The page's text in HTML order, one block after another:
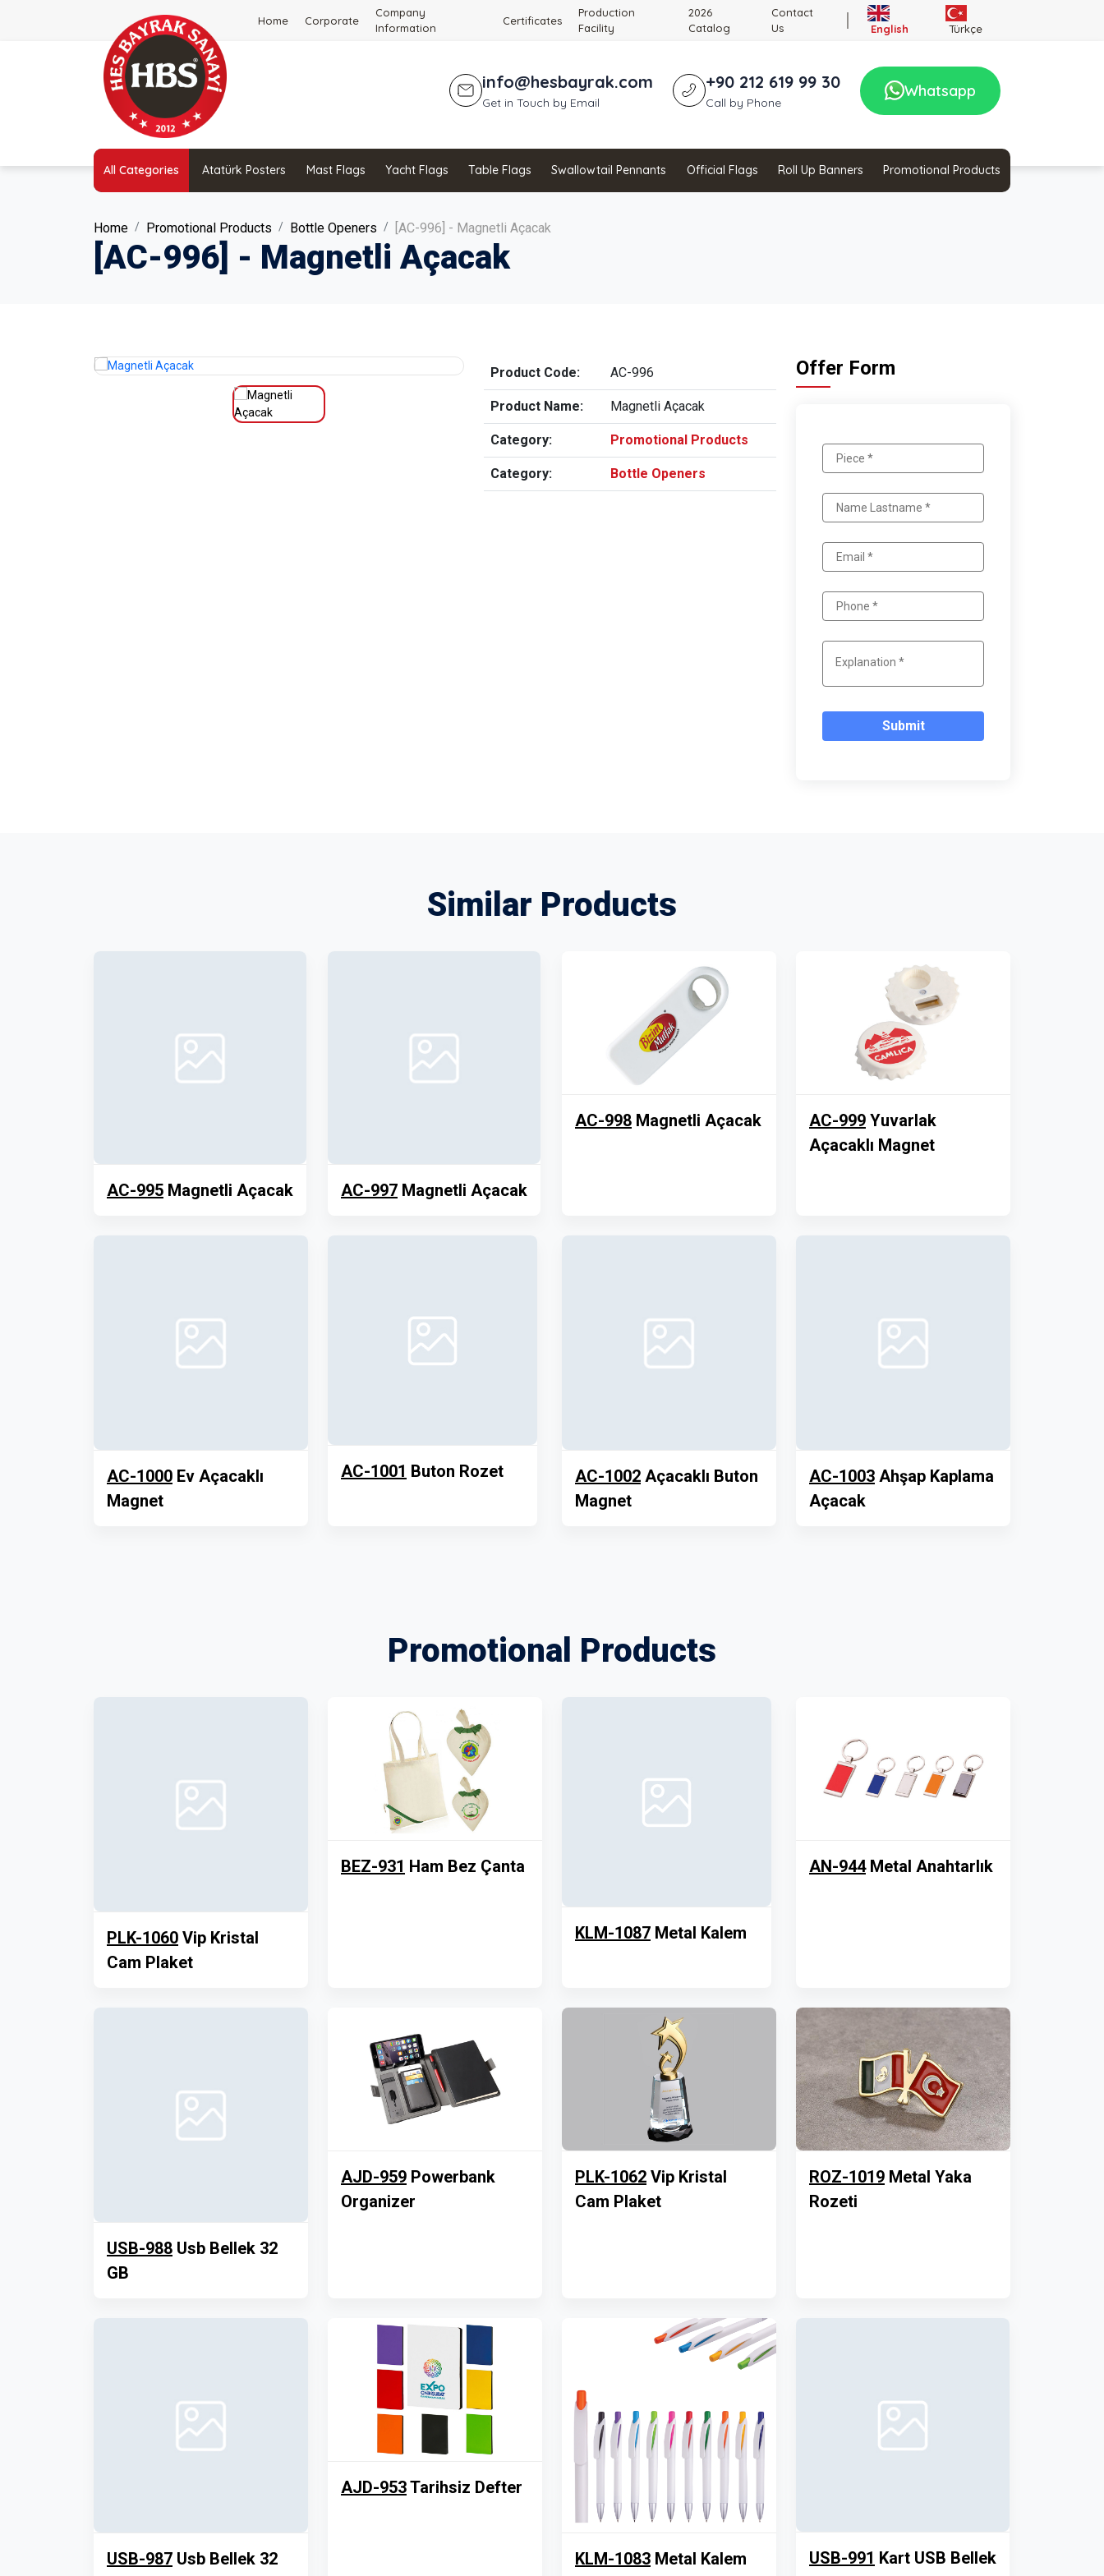
Home Corporate
Company
Information
Certificates
Production
Facility
2026
Catalog
Contact
Us
English Türkçe
info@hesbayrak.com
Get in Touch by Email
+90 212 619 99 30
Call by Phone
Whatsapp
All Categories Atatürk Posters Mast Flags Yacht Flags Table Flags Swallowtail Pennants Official Flags Roll Up Banners Promotional Products
Home Promotional Products Bottle Openers [AC-996] - Magnetli Açacak
[AC-996] - Magnetli Açacak
Product Code: AC-996
Product Name: Magnetli Açacak
Category: Promotional Products
Category: Bottle Openers
Offer Form
Submit
Similar Products
AC-995 Magnetli Açacak AC-997 Magnetli Açacak
AC-998 Magnetli Açacak AC-999 Yuvarlak
Açacaklı Magnet
AC-1000 Ev Açacaklı
Magnet
AC-1001 Buton Rozet AC-1002 Açacaklı Buton
Magnet
AC-1003 Ahşap Kaplama
Açacak
Promotional Products
PLK-1060 Vip Kristal
Cam Plaket
BEZ-931 Ham Bez Çanta
KLM-1087 Metal Kalem
AN-944Metal Anahtarlık
USB-988 Usb Bellek 32
GB
AJD-959 Powerbank
Organizer
PLK-1062 Vip Kristal
Cam Plaket
ROZ-1019 Metal Yaka
Rozeti
USB-987 Usb Bellek 32
AJD-953Tarihsiz Defter
KLM-1083 Metal Kalem USB-991 Kart USB Bellek